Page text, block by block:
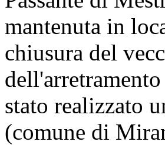
mantenuta in
chiusura del
stato realizzato
(comune di